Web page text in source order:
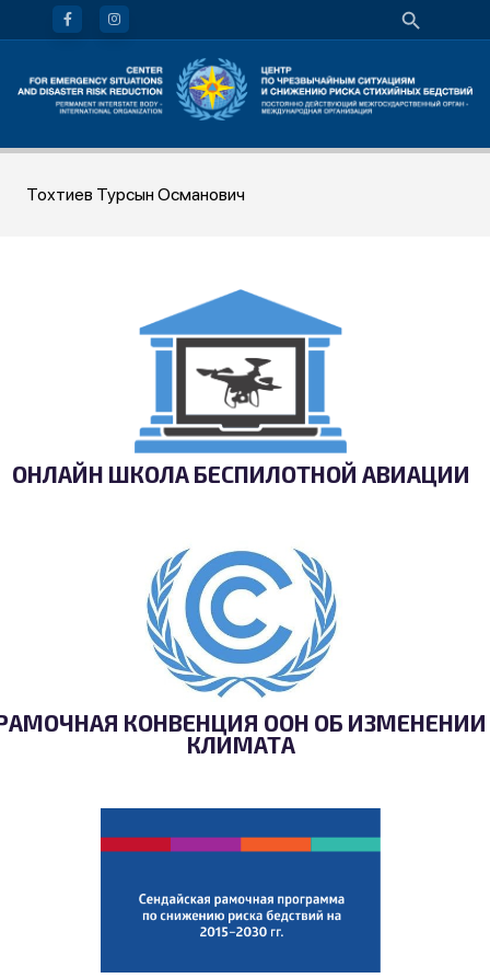
Тохтиев Турсын Османович
ОНЛАЙН ШКОЛА БЕСПИЛОТНОЙ АВИАЦИИ
КОНВЕНЦИЯ ООН ОБ ИЗМЕНЕНИИ
КЛИМАТА